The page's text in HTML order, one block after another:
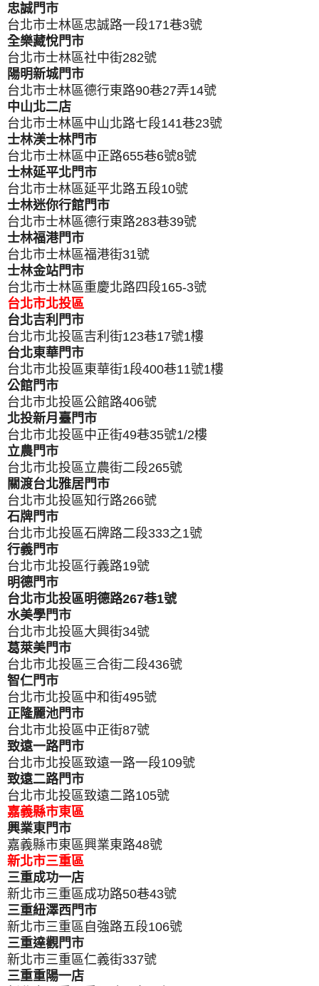
忠誠門市
台北市士林區忠誠路一段171巷3號
全樂藏悅門市
台北市士林區社中街282號
陽明新城門市
台北市士林區德行東路90巷27弄14號
中山北二店
台北市士林區中山北路七段141巷23號
士林渼士林門市
台北市士林區中正路655巷6號8號
士林延平北門市
台北市士林區延平北路五段10號
士林迷你行館門市
台北市士林區德行東路283巷39號
士林福港門市
台北市士林區福港街31號
士林金站門市
台北市士林區重慶北路四段165-3號
台北市北投區
台北吉利門市
台北市北投區吉利街123巷17號1樓
台北東華門市
台北市北投區東華街1段400巷11號1樓
公館門市
台北市北投區公館路406號
北投新月臺門市
台北市北投區中正街49巷35號1/2樓
立農門市
台北市北投區立農街二段265號
關渡台北雅居門市
台北市北投區知行路266號
石牌門市
台北市北投區石牌路二段333之1號
行義門市
台北市北投區行義路19號
明德門市
台北市北投區明德路267巷1號
水美學門市
台北市北投區大興街34號
葛萊美門市
台北市北投區三合街二段436號
智仁門市
台北市北投區中和街495號
正隆麗池門市
台北市北投區中正街87號
致遠一路門市
台北市北投區致遠一路一段109號
致遠二路門市
台北市北投區致遠二路105號
嘉義縣市東區
興業東門市
嘉義縣市東區興業東路48號
新北市三重區
三重成功一店
新北市三重區成功路50巷43號
三重紐澤西門市
新北市三重區自強路五段106號
三重達觀門市
新北市三重區仁義街337號
三重重陽一店